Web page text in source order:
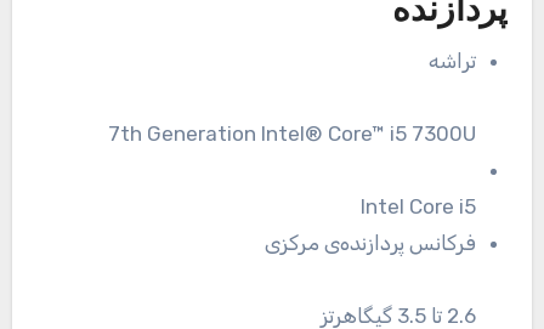
پردازنده
تراشه
7th Generation Intel® Core™ i5 7300U
Intel Core i5
فرکانس پردازنده‌ی مرکزی
2.6 تا 3.5 گیگاهرتز